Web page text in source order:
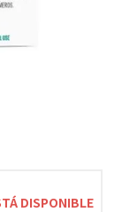
DISPONIBLE